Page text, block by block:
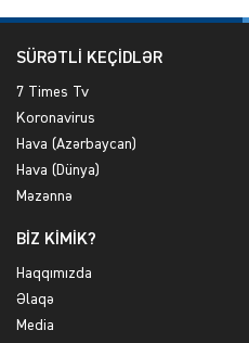
SÜRƏTLİ KEÇİDLƏR
7 Times Tv
Koronavirus
Hava (Azərbaycan)
Hava (Dünya)
Məzənnə
BİZ KİMİK?
Haqqımızda
Əlaqə
Media